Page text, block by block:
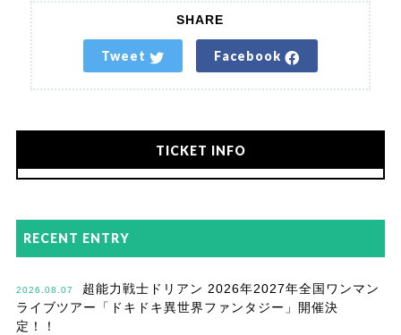
SHARE
Tweet Facebook
TICKET INFO
RECENT ENTRY
2026.08.07
超能力戦士ドリアン 2026年2027年全国ワンマン
ライブツアー「ドキドキ異世界ファンタジー」開催決
定！！